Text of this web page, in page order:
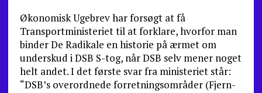
Økonomisk Ugebrev har forsøgt at få
Transportmini­steriet til at forklare, hvorfor man
binder De Radikale en historie på ærmet om
underskud i DSB S-tog, når DSB selv mener noget
helt andet. I det første svar fra ministeriet står:
“DSB’s overordnede forretningsområder (Fjern-